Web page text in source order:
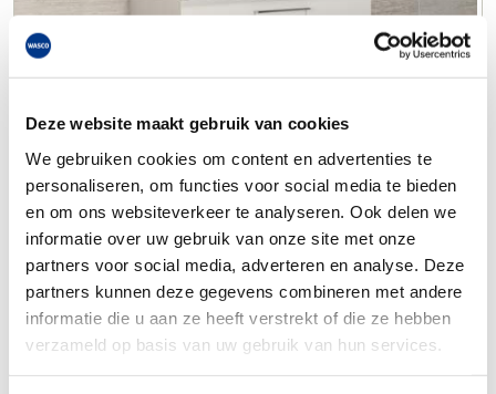
Deze website maakt gebruik van cookies
We gebruiken cookies om content en advertenties te
personaliseren, om functies voor social media te bieden
en om ons websiteverkeer te analyseren. Ook delen we
informatie over uw gebruik van onze site met onze
partners voor social media, adverteren en analyse. Deze
partners kunnen deze gegevens combineren met andere
informatie die u aan ze heeft verstrekt of die ze hebben
verzameld op basis van uw gebruik van hun services.